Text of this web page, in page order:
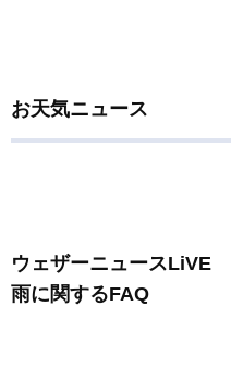
お天気ニュース
ウェザーニュースLiVE
雨に関するFAQ